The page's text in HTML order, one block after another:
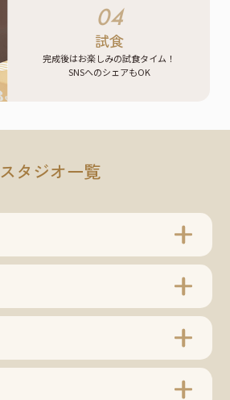
04
試食
完成後はお楽しみの試食タイム！
SNSへのシェアもOK
スタジオ一覧